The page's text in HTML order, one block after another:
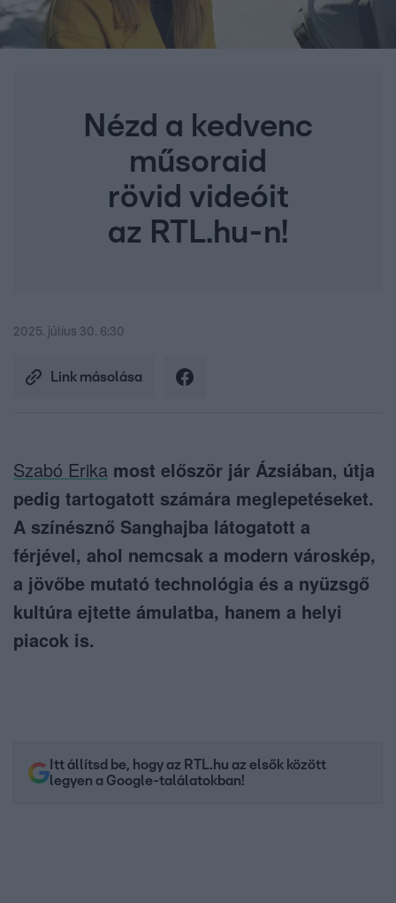
Nézd a kedvenc
műsoraid
rövid videóit
az RTL.hu-n!
2025. július 30. 6:30
Link másolása
Szabó Erika most először jár Ázsiában, útja
pedig tartogatott számára meglepetéseket.
A színésznő Sanghajba látogatott a
férjével, ahol nemcsak a modern városkép,
a jövőbe mutató technológia és a nyüzsgő
kultúra ejtette ámulatba, hanem a helyi
piacok is.
Itt állítsd be, hogy az RTL.hu az elsők között
legyen a Google-találatokban!